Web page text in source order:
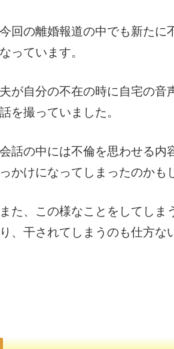
今回の離婚報道の中でも新たに
なっています。
夫が自分の不在の時に自宅の音
話を撮っていました。
会話の中には不倫を思わせる内
っかけになってしまったのかも
また、この様なことをしてしま
り、干されてしまうのも仕方な